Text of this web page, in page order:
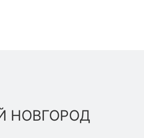
НОВГОРОД